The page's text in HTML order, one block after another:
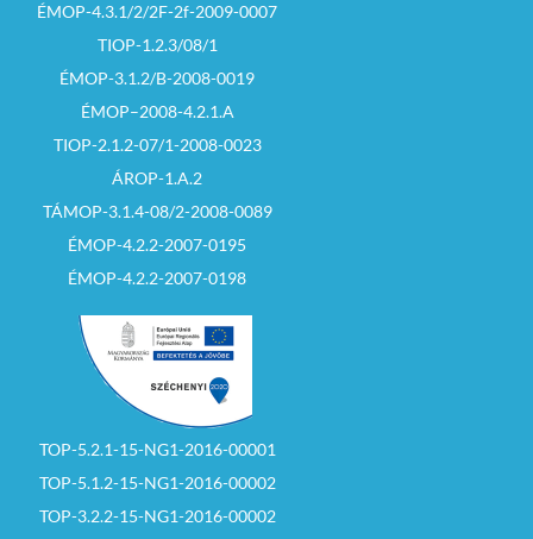
ÉMOP-4.3.1/2/2F-2f-2009-0007
TIOP-1.2.3/08/1
ÉMOP-3.1.2/B-2008-0019
ÉMOP–2008-4.2.1.A
TIOP-2.1.2-07/1-2008-0023
ÁROP-1.A.2
TÁMOP-3.1.4-08/2-2008-0089
ÉMOP-4.2.2-2007-0195
ÉMOP-4.2.2-2007-0198
TOP-5.2.1-15-NG1-2016-00001
TOP-5.1.2-15-NG1-2016-00002
TOP-3.2.2-15-NG1-2016-00002